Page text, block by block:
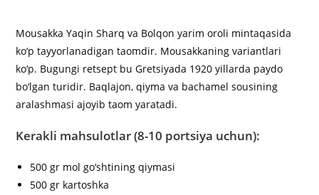
Mousakka Yaqin Sharq va Bolqon yarim oroli mintaqasida
ko‘p tayyorlanadigan taomdir. Mousakkaning variantlari
ko‘p. Bugungi retsept bu Gretsiyada 1920 yillarda paydo
bo‘lgan turidir. Baqlajon, qiyma va bachamel sousining
aralashmasi ajoyib taom yaratadi.
Kerakli mahsulotlar (8-10 portsiya uchun):
500 gr mol go‘shtining qiymasi
500 gr kartoshka